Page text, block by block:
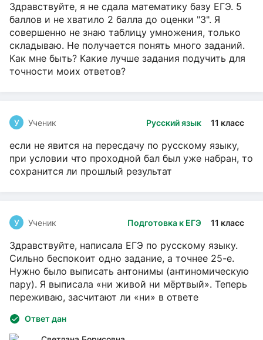
Здравствуйте, я не сдала математику базу ЕГЭ. 5
баллов и не хватило 2 балла до оценки "3". Я
совершенно не знаю таблицу умножения, только
складываю. Не получается понять много заданий.
Как мне быть? Какие лучше задания подучить для
точности моих ответов?
Русский язык 11 класс
У Ученик
если не явится на пересдачу по русскому языку,
при условии что проходной бал был уже набран, то
сохранится ли прошлый результат
Подготовка к ЕГЭ 11 класс
У Ученик
Здравствуйте, написала ЕГЭ по русскому языку.
Сильно беспокоит одно задание, а точнее 25-е.
Нужно было выписать антонимы (антиномическую
пару). Я выписала «ни живой ни мёртвый». Теперь
переживаю, засчитают ли «ни» в ответе
Ответ дан